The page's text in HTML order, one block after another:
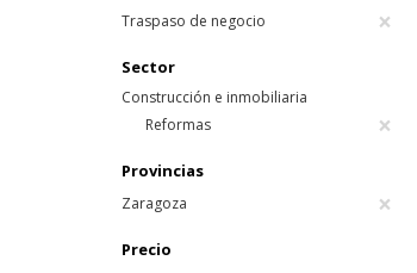
Traspaso de negocio ×
Sector
Construcción e inmobiliaria
Reformas
×
Provincias
Zaragoza ×
Precio